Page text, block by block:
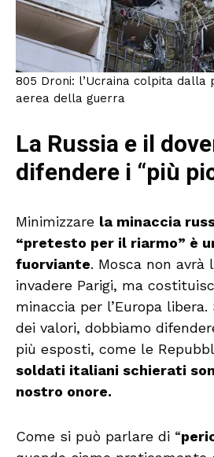
805 Droni: l’Ucraina colpita dalla
aerea della guerra
La Russia e il
difendere i “più
Minimizzare la minaccia
“pretesto per il riarmo” è
fuorviante. Mosca non avrà
invadere Parigi, ma
minaccia per l’Europa
dei valori, dobbiamo
più esposti, come le
soldati italiani schierati
nostro onore.
Come si può parlare di “